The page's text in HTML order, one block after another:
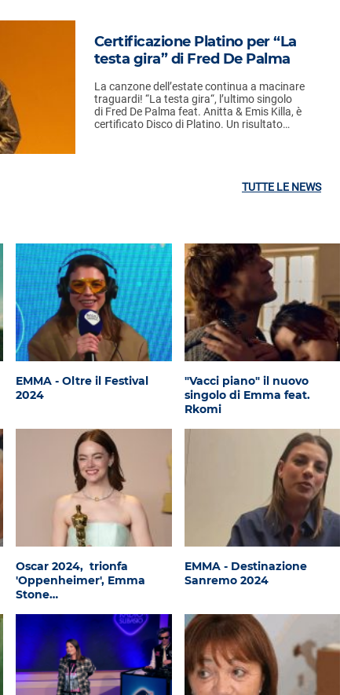
Certificazione Platino per “La
testa gira” di Fred De Palma
La canzone dell’estate continua a macinare
traguardi! “La testa gira“, l’ultimo singolo
di Fred De Palma feat. Anitta & Emis Killa, è
certificato Disco di Platino. Un risultato…
TUTTE LE NEWS
EMMA - Oltre il Festival
2024
"Vacci piano" il nuovo
singolo di Emma feat.
Rkomi
Oscar 2024, trionfa
'Oppenheimer', Emma
Stone…
EMMA - Destinazione
Sanremo 2024
Giusy - Salerno (SA)
SAL DA VINCI - Radio
Subasio Music Club
Oroscopo